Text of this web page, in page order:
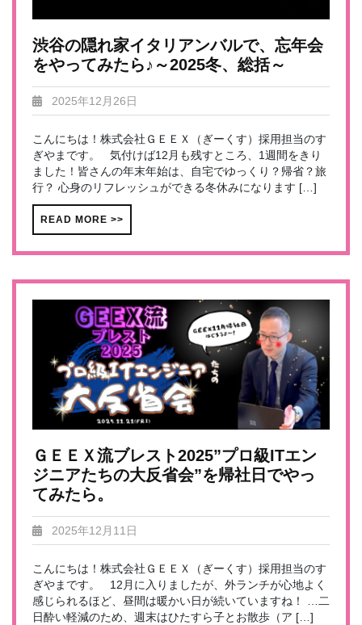
渋谷の隠れ家イタリアンバルで、忘年会
をやってみたら♪～2025冬、総括～
2025年12月26日
こんにちは！株式会社ＧＥＥＸ（ぎーくす）採用担当のす
ぎやまです。 気付けば12月も残すところ、1週間をきり
ました！皆さんの年末年始は、自宅でゆっくり？帰省？旅
行？ 心身のリフレッシュができる冬休みになります […]
READ MORE >>
ＧＥＥＸ流ブレスト2025”プロ級ITエン
ジニアたちの大反省会”を帰社日でやっ
てみたら。
2025年12月11日
こんにちは！株式会社ＧＥＥＸ（ぎーくす）採用担当のす
ぎやまです。 12月に入りましたが、外ランチが心地よく
感じられるほど、昼間は暖かい日が続いていますね！ …二
日酔い軽減のため、週末はひたすら子とお散歩（ア […]